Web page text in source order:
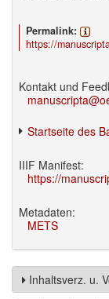
Permalink:
https://
Kontakt und
Startseite des
IIIF Manifest:
https://
Metadaten:
METS
Inhaltsverz. u.